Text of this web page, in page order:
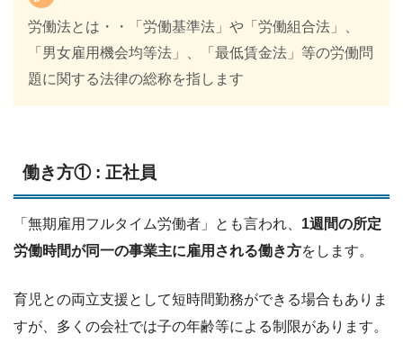
労働法とは・・「労働基準法」や「労働組合法」、
「男女雇用機会均等法」、「最低賃金法」等の労働問
題に関する法律の総称を指します
働き方① : 正社員
「無期雇用フルタイム労働者」とも言われ、 1週間の所定
労働時間が同一の事業主に雇用される働き方をします。
育児との両立支援として短時間勤務ができる場合もありま
すが、多くの会社では子の年齢等による制限があります。